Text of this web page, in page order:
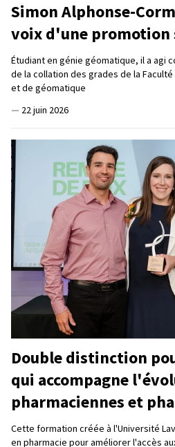
Simon Alphonse-
voix d'une promotion
Étudiant en génie géomatique, il a agi
de la collation des grades de la
et de géomatique
— 22 juin 2026
Double distinction
qui accompagne
pharmaciennes et
Cette formation créée à l'Université
en pharmacie pour améliorer l'accès